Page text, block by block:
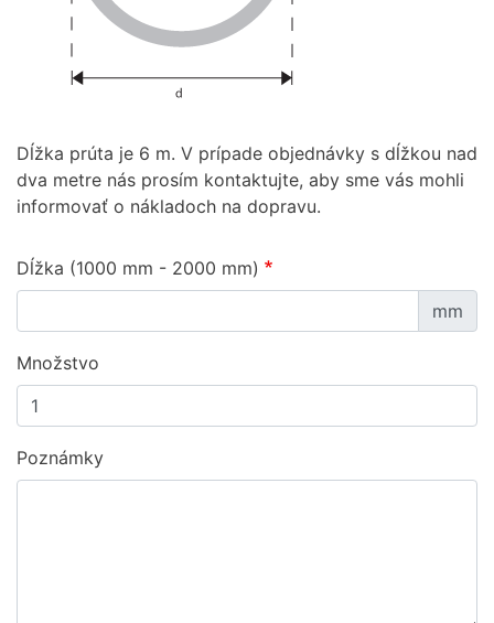
Dĺžka prúta je 6 m. V prípade objednávky s dĺžkou nad
dva metre nás prosím kontaktujte, aby sme vás mohli
informovať o nákladoch na dopravu.
Dĺžka (1000 mm - 2000 mm)
mm
Množstvo
Poznámky